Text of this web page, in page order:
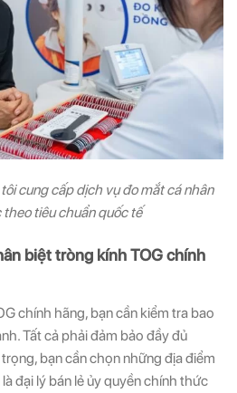
tôi cung cấp dịch vụ đo mắt cá nhân
tiêu chuẩn quốc tế
biệt tròng kính TOG chính
chính hãng, bạn cần kiểm tra bao
Tất cả phải đảm bảo đầy đủ
bạn cần chọn những địa điểm
đại lý bán lẻ ủy quyền chính thức